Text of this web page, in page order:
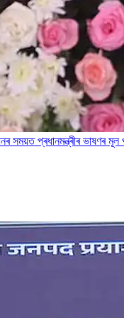
সময়ত প্ৰধানমন্ত্ৰীৰ ভাষণৰ মূল